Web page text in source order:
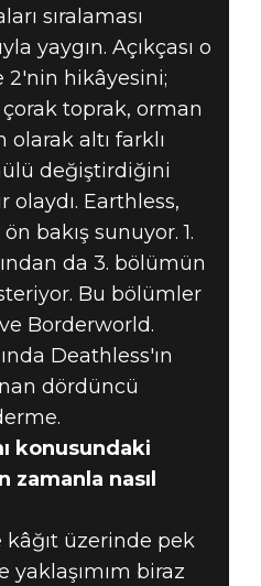
sıralaması
yaygın. Açıkçası o
2'nin hikâyesini;
çorak toprak, orman
altı farklı
değiştirdiğini
Earthless,
bakış sunuyor. 1.
da 3. bölümün
Bu bölümler
Borderworld.
Deathless'ın
dördüncü
konusundaki
zamanla nasıl
üzerinde pek
yaklaşımım biraz